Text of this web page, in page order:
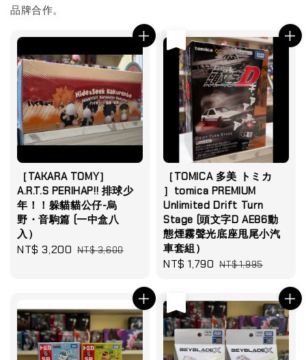
品牌合作。
［TAKARA TOMY］
A.R.T.S PERIHAP!! 排球少
年！！躲貓貓公仔-烏
野・音駒篇 (一中盒八
入）
Sale
NT$ 3,200 Regular
NT$ 3,600
［TOMICA 多美 トミカ
］tomica PREMIUM
Unlimited Drift Turn
Stage (頭文字D AE86動
態煙霧聲光底座甩尾小汽
車套組）
Sale
NT$ 1,790 Regular
NT$ 1,995